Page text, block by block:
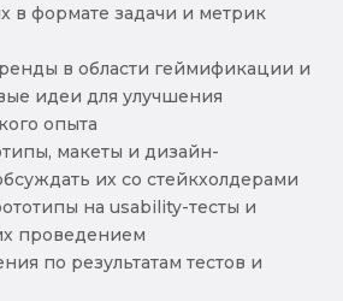
в формате задачи и метрик
в области геймификации и
идеи для улучшения
опыта
макеты и дизайн-
их со стейкхолдерами
на usability-тесты и
проведением
по результатам тестов и